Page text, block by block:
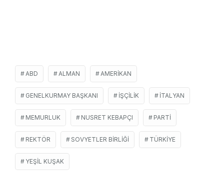
ABD ALMAN AMERIKAN
GENELKURMAY BAŞKANI İŞÇILIK İTALYAN
MEMURLUK NUSRET KEBAPÇI PARTI
REKTÖR SOVYETLER BIRLIĞI TÜRKIYE
YEŞIL KUŞAK